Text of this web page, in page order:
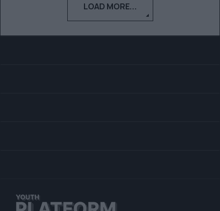
LOAD MORE...